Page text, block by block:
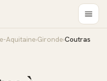
Aquitaine›Gironde›Coutras